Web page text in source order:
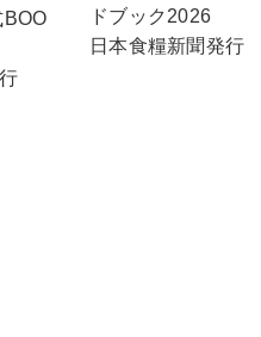
ドブック2026
日本食糧新聞発行